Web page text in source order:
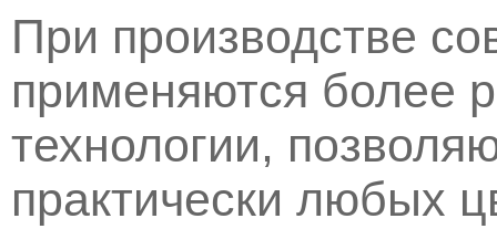
При производстве
применяются более
технологии,
практически любых